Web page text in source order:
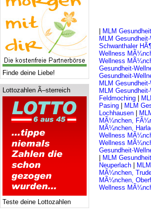
Finde deine Liebe!
Lottozahlen Ã–sterreich
Teste deine Lottozahlen
MLM
MLM
Schwanthaler
Wellness
Wellness
Gesundheit-
Gesundheit-
MLM
MLM
Feldmoching
Pasing
MLM
Lochhausen
MÃ¼nchen,
MÃ¼nchen,
Wellness
Wellness
Gesundheit-
MLM
Neuperlach
MÃ¼nchen,
MÃ¼nchen,
Wellness